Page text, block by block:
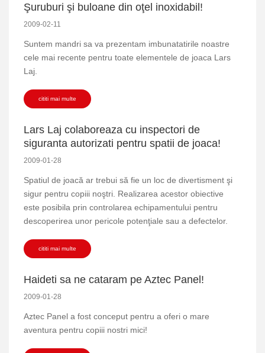
Şuruburi şi buloane din oţel inoxidabil!
2009-02-11
Suntem mandri sa va prezentam imbunatatirile noastre
cele mai recente pentru toate elementele de joaca Lars
Laj.
cititi mai multe
Lars Laj colaboreaza cu inspectori de
siguranta autorizati pentru spatii de joaca!
2009-01-28
Spatiul de joacă ar trebui să fie un loc de divertisment şi
sigur pentru copiii noştri. Realizarea acestor obiective
este posibila prin controlarea echipamentului pentru
descoperirea unor pericole potenţiale sau a defectelor.
cititi mai multe
Haideti sa ne cataram pe Aztec Panel!
2009-01-28
Aztec Panel a fost conceput pentru a oferi o mare
aventura pentru copiii nostri mici!